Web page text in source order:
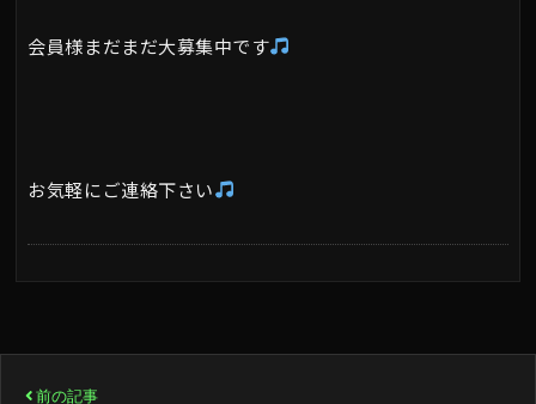
会員様まだまだ大募集中です
お気軽にご連絡下さい
前の記事